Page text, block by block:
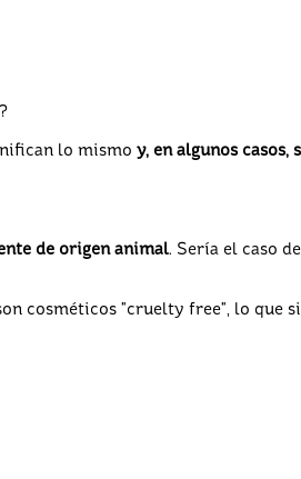
lo mismo y, en algunos
de origen animal. Sería el caso
cosméticos "cruelty free", lo que